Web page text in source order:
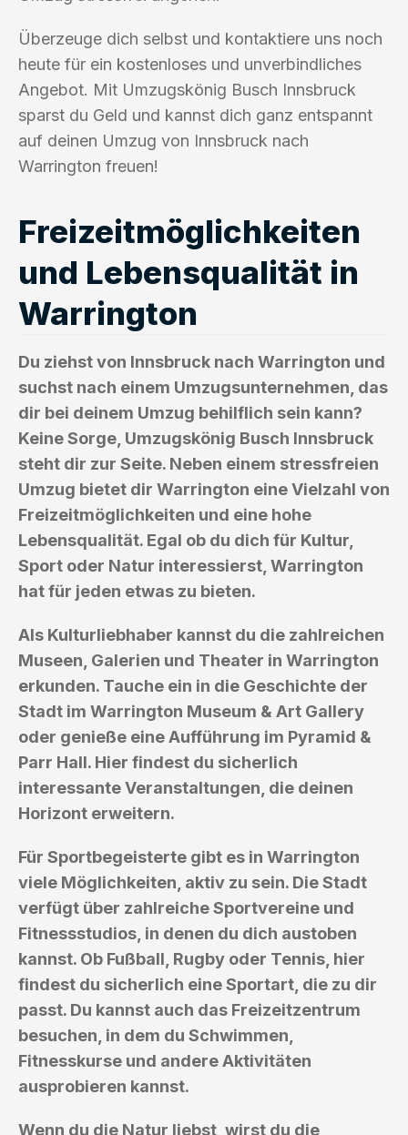
Überzeuge dich selbst und kontaktiere uns noch
heute für ein kostenloses und unverbindliches
Angebot. Mit Umzugskönig Busch Innsbruck
sparst du Geld und kannst dich ganz entspannt
auf deinen Umzug von Innsbruck nach
Warrington freuen!
Freizeitmöglichkeiten
und Lebensqualität in
Warrington
Du ziehst von Innsbruck nach Warrington und
suchst nach einem Umzugsunternehmen, das
dir bei deinem Umzug behilflich sein kann?
Keine Sorge, Umzugskönig Busch Innsbruck
steht dir zur Seite. Neben einem stressfreien
Umzug bietet dir Warrington eine Vielzahl von
Freizeitmöglichkeiten und eine hohe
Lebensqualität. Egal ob du dich für Kultur,
Sport oder Natur interessierst, Warrington
hat für jeden etwas zu bieten.
Als Kulturliebhaber kannst du die zahlreichen
Museen, Galerien und Theater in Warrington
erkunden. Tauche ein in die Geschichte der
Stadt im Warrington Museum & Art Gallery
oder genieße eine Aufführung im Pyramid &
Parr Hall. Hier findest du sicherlich
interessante Veranstaltungen, die deinen
Horizont erweitern.
Für Sportbegeisterte gibt es in Warrington
viele Möglichkeiten, aktiv zu sein. Die Stadt
verfügt über zahlreiche Sportvereine und
Fitnessstudios, in denen du dich austoben
kannst. Ob Fußball, Rugby oder Tennis, hier
findest du sicherlich eine Sportart, die zu dir
passt. Du kannst auch das Freizeitzentrum
besuchen, in dem du Schwimmen,
Fitnesskurse und andere Aktivitäten
ausprobieren kannst.
Wenn du die Natur liebst, wirst du die